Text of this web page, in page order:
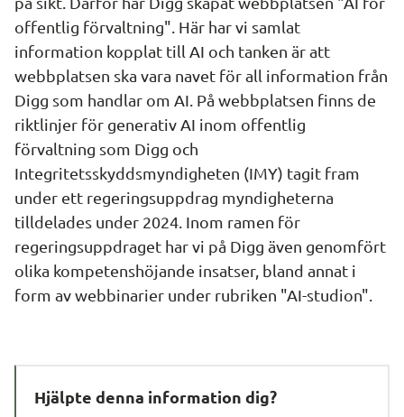
offentlig förvaltning". Här har vi samlat
information kopplat till AI och tanken är att
webbplatsen ska vara navet för all information från
Digg som handlar om AI. På webbplatsen finns de
riktlinjer för generativ AI inom offentlig
förvaltning som Digg och
Integritetsskyddsmyndigheten (IMY) tagit fram
under ett regeringsuppdrag myndigheterna
tilldelades under 2024. Inom ramen för
regeringsuppdraget har vi på Digg även genomfört
olika kompetenshöjande insatser, bland annat i
form av webbinarier under rubriken "AI-studion".
Hjälpte denna information dig?